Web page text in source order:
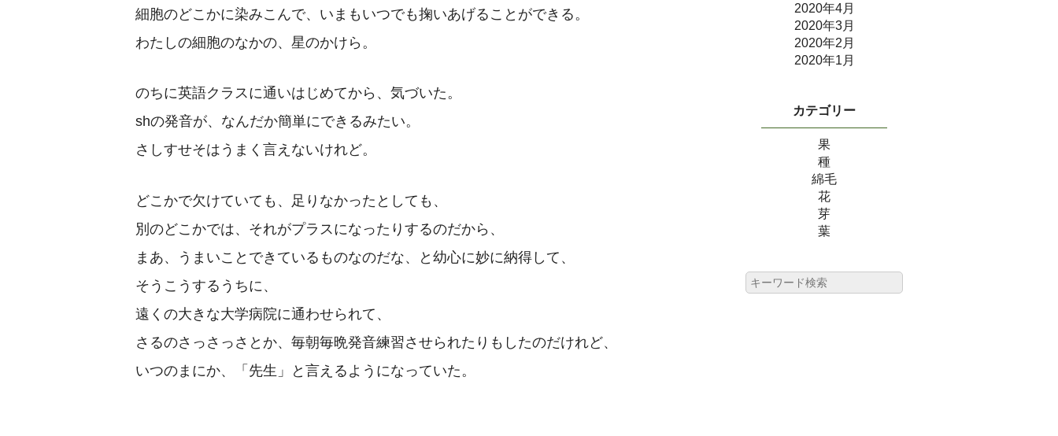
細胞のどこかに染みこんで、いまもいつでも掬いあげることができる。
わたしの細胞のなかの、星のかけら。
のちに英語クラスに通いはじめてから、気づいた。
shの発音が、なんだか簡単にできるみたい。
さしすせそはうまく言えないけれど。
どこかで欠けていても、足りなかったとしても、
別のどこかでは、それがプラスになったりするのだから、
まあ、うまいことできているものなのだな、と幼心に妙に納得して、
そうこうするうちに、
遠くの大きな大学病院に通わせられて、
さるのさっさっさとか、毎朝毎晩発音練習させられたりもしたのだけれど、
いつのまにか、「先生」と言えるようになっていた。
2020年4月
2020年3月
2020年2月
2020年1月
カテゴリー
果
種
綿毛
花
芽
葉